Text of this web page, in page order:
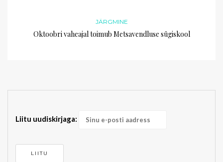
JÄRGMINE
Oktoobri vaheajal toimub Metsavendluse sügiskool
Liitu uudiskirjaga: